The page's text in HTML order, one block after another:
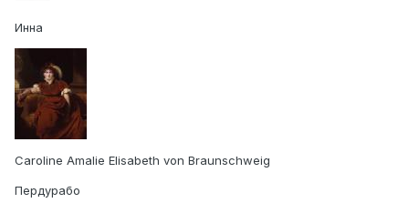
Инна
Caroline Amalie Elisabeth von Braunschweig
Пердурабо